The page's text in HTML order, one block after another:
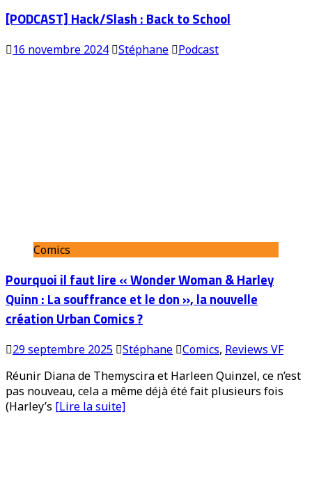
[PODCAST] Hack/Slash : Back to School
16 novembre 2024 Stéphane Podcast
Comics
Pourquoi il faut lire « Wonder Woman & Harley
Quinn : La souffrance et le don », la nouvelle
création Urban Comics ?
29 septembre 2025 Stéphane Comics, Reviews VF
Réunir Diana de Themyscira et Harleen Quinzel, ce n’est
pas nouveau, cela a même déjà été fait plusieurs fois
(Harley’s [Lire la suite]